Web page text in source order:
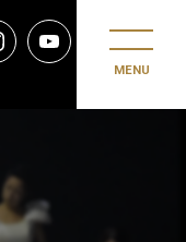
MENU